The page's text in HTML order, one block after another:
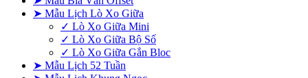
➤ Mẫu Lịch Lò Xo Giữa
✓ Lò Xo Giữa Mini
✓ Lò Xo Giữa Bộ Số
✓ Lò Xo Giữa Gắn Bloc
➤ Mẫu Lịch 52 Tuần